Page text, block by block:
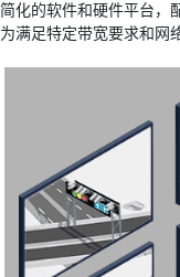
简化的软件和硬件平台，
为满足特定带宽要求和网